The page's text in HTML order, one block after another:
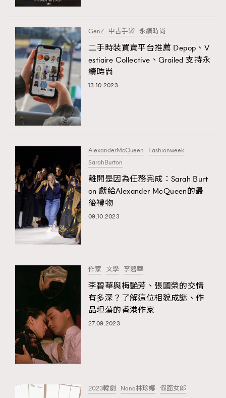
TRENDING
AFrenchMind
EmpowerF
FashionWeek FigaroAesthetic
GenZ 中古手袋 永續時尚
二手時裝買賣平台推薦 Depop、V
estiaire Collective、Grailed 支持永
續時尚
13.10.2023
AlexanderMcQueen
Fashionweek
SarahBurton
離開是因為任務完成：Sarah Burt
on 獻給Alexander McQueen的最
後禮物
09.10.2023
作家 文學 李碧華
李碧華與梅艷芳、張國榮的交情
有多深？了解這位相貌成謎、作
品坦蕩的香港作家
27.09.2023
2023韓劇 Nana林珍娜 假面女郎